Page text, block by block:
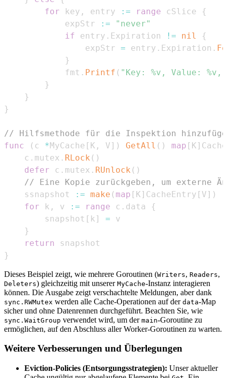
for key , entry := range cSlice
{
			expStr
:=
"never"
if entry . Expiration != nil
{
				expStr
= entry . Expiration .
}
			fmt
. Printf ( "Key: %v, Value:
}
}
}
// Hilfsmethode für die Inspektion
func
( c *MyCache [ K , V ] ) GetAll ( ) map [ K ]
	c
. mutex . RLock ( )
defer c . mutex . RUnlock ( )
// Eine Kopie zurückgeben, um externe
	ssnapshot
:= make ( map [ K ] CacheEntry [ V ] )
for k , v := range c . data
{
		snapshot
[ k ] =
}
return
}
Dieses Beispiel zeigt, wie mehrere Goroutinen (Writers, Readers,
Deleters) gleichzeitig mit unserer MyCache-Instanz interagieren
können. Die Ausgabe zeigt verschachtelte Meldungen, aber dank
sync.RWMutex werden alle Cache-Operationen auf der data-Map
sicher und ohne Datenrennen durchgeführt. Beachten Sie, wie
sync.WaitGroup verwendet wird, um der main-Goroutine zu
ermöglichen, auf den Abschluss aller Worker-Goroutinen zu warten.
Weitere Verbesserungen und Überlegungen
Eviction-Policies (Entsorgungsstrategien): Unser aktueller